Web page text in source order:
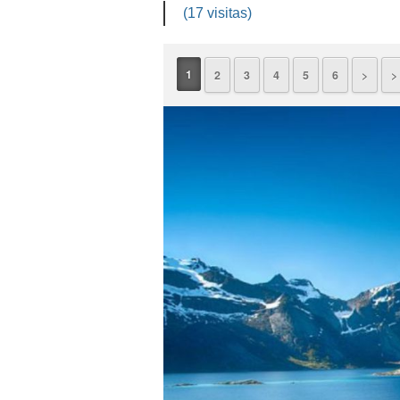
(17 visitas)
1 2 3 4 5 6 > >